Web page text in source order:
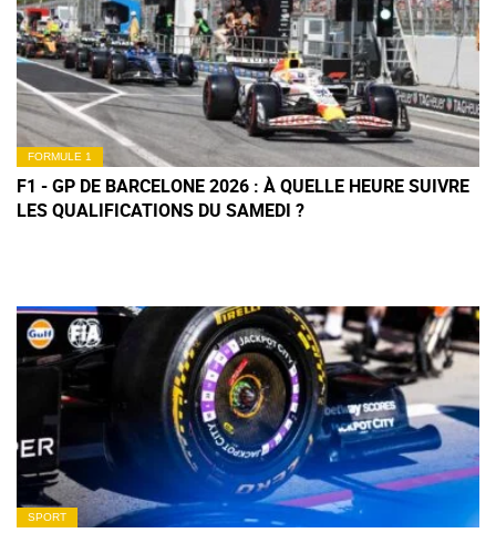
FORMULE 1
F1 - GP DE BARCELONE 2026 : À QUELLE HEURE SUIVRE
LES QUALIFICATIONS DU SAMEDI ?
SPORT